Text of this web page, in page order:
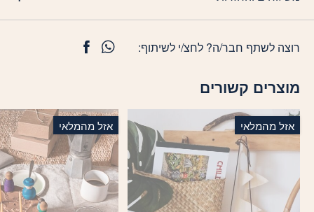
רוצה לשתף חבר/ה? לחצ/י לשיתוף:
מוצרים קשורים
אזל מהמלאי אזל מהמלאי